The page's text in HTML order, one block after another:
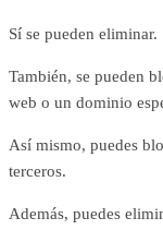
Sí se pueden eliminar.
También, se pueden
web o un dominio
Así mismo, puedes
terceros.
Además, puedes